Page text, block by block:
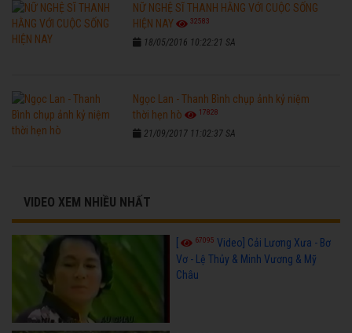
NỮ NGHỆ SĨ THANH HẰNG VỚI CUỘC SỐNG
HIỆN NAY
32583
18/05/2016 10:22:21 SA
Ngọc Lan - Thanh Bình chụp ảnh kỷ niệm
thời hẹn hò
17828
21/09/2017 11:02:37 SA
VIDEO XEM NHIỀU NHẤT
[ 67095 Video] Cải Lương Xưa - Bơ
Vơ - Lệ Thủy & Minh Vương & Mỹ
Châu